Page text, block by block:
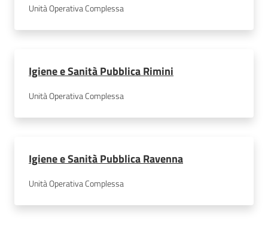
Unità Operativa Complessa
Igiene e Sanità Pubblica Rimini
Unità Operativa Complessa
Igiene e Sanità Pubblica Ravenna
Unità Operativa Complessa